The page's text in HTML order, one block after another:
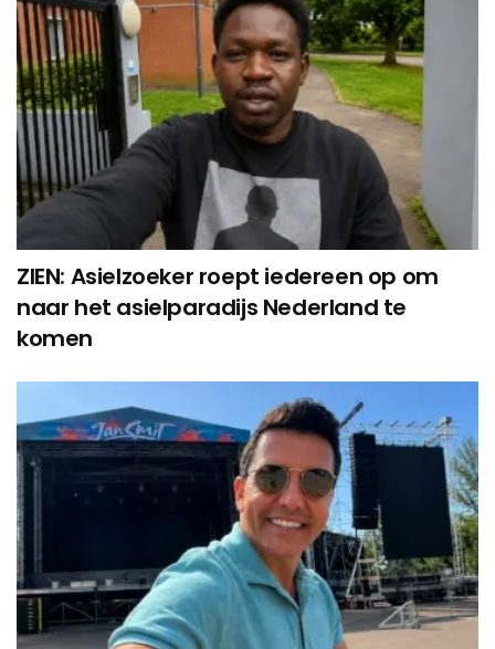
ZIEN: Asielzoeker roept iedereen op om
naar het asielparadijs Nederland te
komen